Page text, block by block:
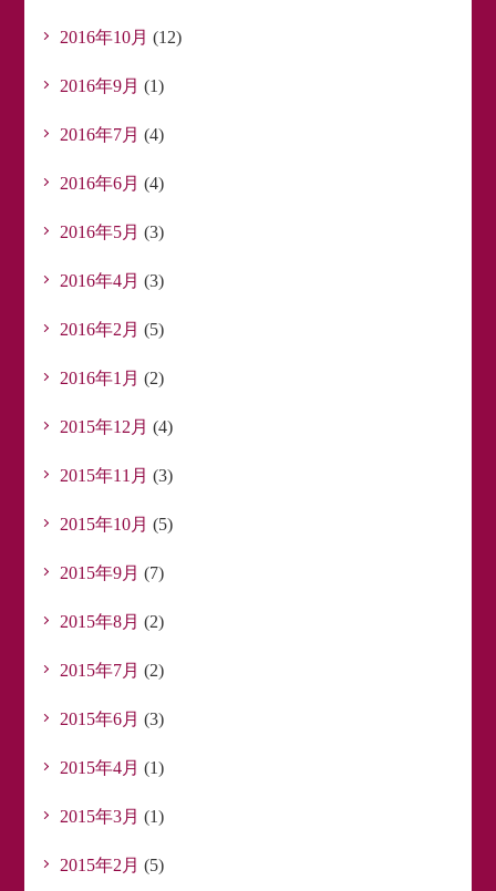
2016年10月 (12)
2016年9月 (1)
2016年7月 (4)
2016年6月 (4)
2016年5月 (3)
2016年4月 (3)
2016年2月 (5)
2016年1月 (2)
2015年12月 (4)
2015年11月 (3)
2015年10月 (5)
2015年9月 (7)
2015年8月 (2)
2015年7月 (2)
2015年6月 (3)
2015年4月 (1)
2015年3月 (1)
2015年2月 (5)